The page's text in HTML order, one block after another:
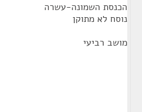
הכנסת השמונה-עשרה
נוסח לא מתוקן
מושב רביעי